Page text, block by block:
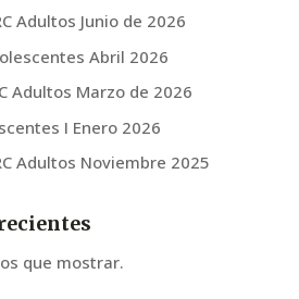
Adultos Junio de 2026
Abril 2026
Adultos Marzo de 2026
I Enero 2026
Adultos Noviembre 2025
que mostrar.